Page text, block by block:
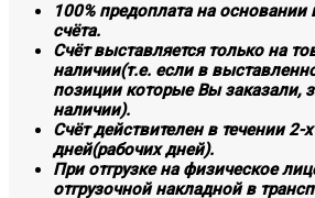
100% предоплата на основании
счёта.
Счёт выставляется только на
наличии(т.е. если в
позиции которые Вы заказали,
наличии).
Счёт действителен в течении 2-
дней(рабочих дней).
При отгрузке на физическое
отгрузочной накладной в